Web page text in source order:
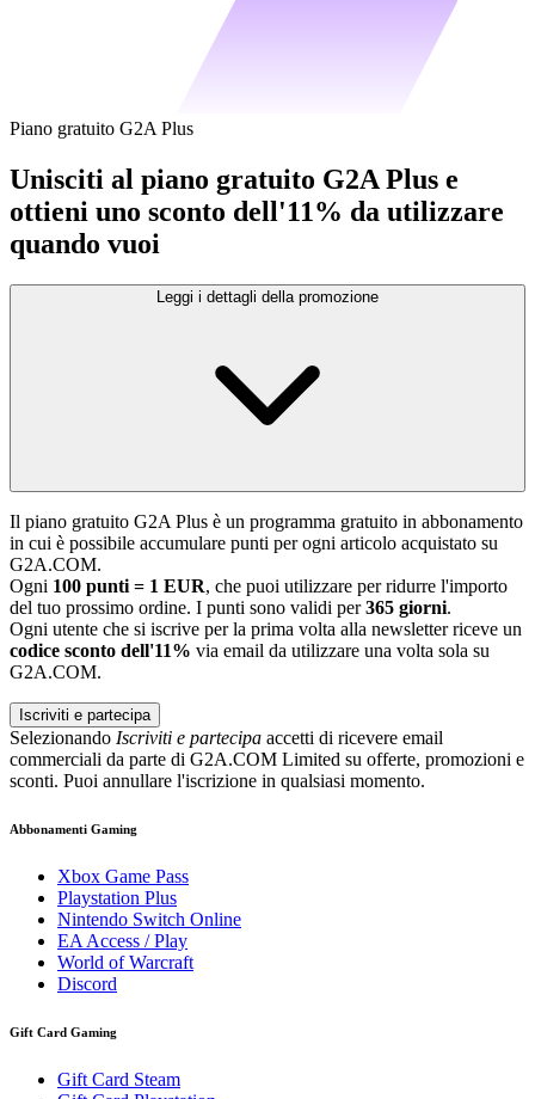
Piano gratuito G2A Plus
Unisciti al piano gratuito G2A Plus e
ottieni uno sconto dell'11% da utilizzare
quando vuoi
Leggi i dettagli della promozione
Il piano gratuito G2A Plus è un programma gratuito in abbonamento
in cui è possibile accumulare punti per ogni articolo acquistato su
G2A.COM.
Ogni 100 punti = 1 EUR, che puoi utilizzare per ridurre l'importo
del tuo prossimo ordine. I punti sono validi per365 giorni.
Ogni utente che si iscrive per la prima volta alla newsletter riceve un
codice sconto dell'11% via email da utilizzare una volta sola su
G2A.COM.
Iscriviti e partecipa
Selezionando Iscriviti e partecipa accetti di ricevere email
commerciali da parte di G2A.COM Limited su offerte, promozioni e
sconti. Puoi annullare l'iscrizione in qualsiasi momento.
Abbonamenti Gaming
Xbox Game Pass
Playstation Plus
Nintendo Switch Online
EA Access / Play
World of Warcraft
Discord
Gift Card Gaming
Gift Card Steam